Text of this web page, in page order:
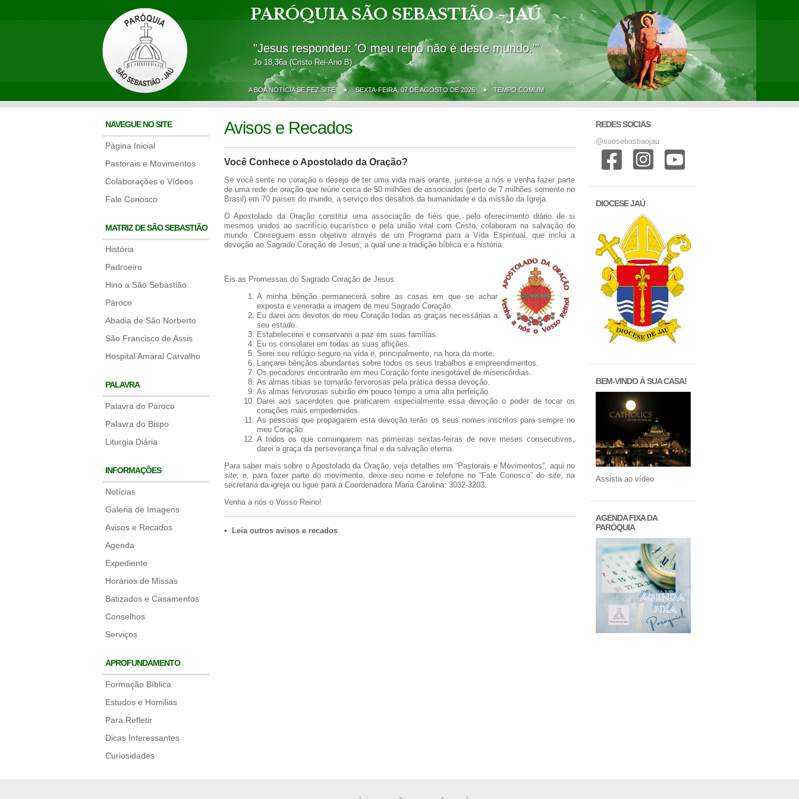
PARÓQUIA SÃO SEBASTIÃO - JAÚ
"Jesus respondeu: 'O meu reino não é deste mundo.'"
Jo 18,36a (Cristo Rei-Ano B)
A BOA NOTÍCIA SE FEZ SITE ★SEXTA-FEIRA, 07 DE AGOSTO DE 2026 ★ TEMPO COMUM
NAVEGUE NO SITE
Página Inicial
Pastorais e Movimentos
Colaborações e Vídeos
Fale Conosco
MATRIZ DE SÃO SEBASTIÃO
História
Padroeiro
Hino a São Sebastião
Pároco
Abadia de São Norberto
São Francisco de Assis
Hospital Amaral Carvalho
PALAVRA
Palavra do Pároco
Palavra do Bispo
Liturgia Diária
INFORMAÇÕES
Notícias
Galeria de Imagens
Avisos e Recados
Agenda
Expediente
Horários de Missas
Batizados e Casamentos
Conselhos
Serviços
APROFUNDAMENTO
Formação Bíblica
Estudos e Homilias
Para Refletir
Dicas Interessantes
Curiosidades
Avisos e Recados
Você Conhece o Apostolado da Oração?
Se você sente no coração o desejo de ter uma vida mais orante, junte-se a nós e venha fazer parte
de uma rede de oração que reúne cerca de 50 milhões de associados (perto de 7 milhões somente no
Brasil) em 70 países do mundo, a serviço dos desafios da humanidade e da missão da Igreja.
O Apostolado da Oração constitui uma associação de fiéis que, pelo oferecimento diário de si
mesmos unidos ao sacrifício eucarístico e pela união vital com Cristo, colaboram na salvação do
mundo. Conseguem esse objetivo através de um Programa para a Vida Espiritual, que inclui a
devoção ao Sagrado Coração de Jesus, a qual une a tradição bíblica e a história.
Eis as Promessas do Sagrado Coração de Jesus:
A minha bênção permanecerá sobre as casas em que se achar
exposta e venerada a imagem de meu Sagrado Coração.
Eu darei aos devotos do meu Coração todas as graças necessárias a
seu estado.
Estabelecerei e conservarei a paz em suas famílias.
Eu os consolarei em todas as suas aflições.
Serei seu refúgio seguro na vida e, principalmente, na hora da morte.
Lançarei bênçãos abundantes sobre todos os seus trabalhos e empreendimentos.
Os pecadores encontrarão em meu Coração fonte inesgotável de misericórdias.
As almas tíbias se tornarão fervorosas pela prática dessa devoção.
As almas fervorosas subirão em pouco tempo a uma alta perfeição.
Darei aos sacerdotes que praticarem especialmente essa devoção o poder de tocar os
corações mais empedernidos.
As pessoas que propagarem esta devoção terão os seus nomes inscritos para sempre no
meu Coração.
A todos os que comungarem nas primeiras sextas-feiras de nove meses consecutivos,
darei a graça da perseverança final e da salvação eterna.
Para saber mais sobre o Apostolado da Oração, veja detalhes em “Pastorais e Movimentos”, aqui no
site, e, para fazer parte do movimento, deixe seu nome e telefone no “Fale Conosco” dosite, na
secretaria da igreja ou ligue para a Coordenadora Maria Carolina: 3032-3203.
Venha a nós o Vosso Reino!
• Leia outros avisos e recados
REDES SOCIAS
@saosebastiaojau
DIOCESE JAÚ
BEM-VINDO À SUA CASA!
Assista ao vídeo
AGENDA FIXA DA
PARÓQUIA